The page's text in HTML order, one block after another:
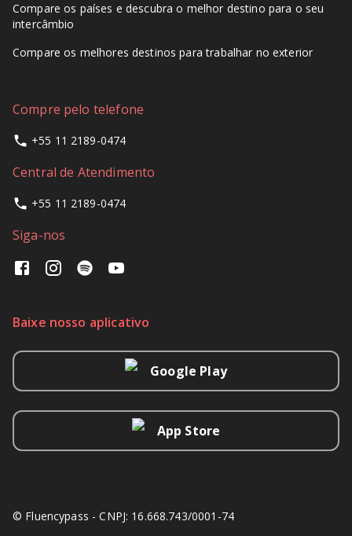
Compare os países e descubra o melhor destino para o seu
intercâmbio
Compare os melhores destinos para trabalhar no exterior
Compre pelo telefone
+55 11 2189-0474
Central de Atendimento
+55 11 2189-0474
Siga-nos
Baixe nosso aplicativo
Google Play
App Store
© Fluencypass - CNPJ: 16.668.743/0001-74